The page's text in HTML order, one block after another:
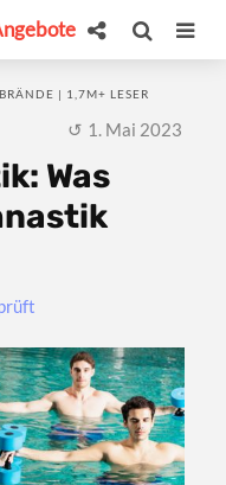
| 1,7M+ LESER
1. Mai 2023
Was